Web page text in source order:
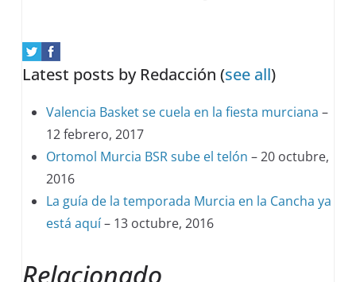
Latest posts by Redacción(see all)
Valencia Basket se cuela en la fiesta murciana –
12 febrero, 2017
Ortomol Murcia BSR sube el telón – 20 octubre,
2016
La guía de la temporada Murcia en la Cancha ya
está aquí– 13 octubre, 2016
Relacionado